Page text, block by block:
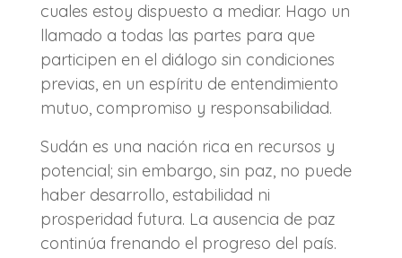
cuales estoy dispuesto a mediar. Hago un
llamado a todas las partes para que
participen en el diálogo sin condiciones
previas, en un espíritu de entendimiento
mutuo, compromiso y responsabilidad.
Sudán es una nación rica en recursos y
potencial; sin embargo, sin paz, no puede
haber desarrollo, estabilidad ni
prosperidad futura. La ausencia de paz
continúa frenando el progreso del país.